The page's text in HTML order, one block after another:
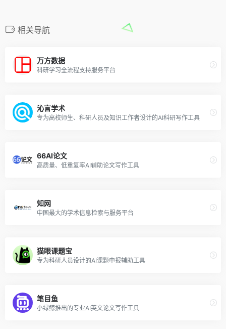
相关导航
万方数据
科研学习全流程支持服务平台
沁言学术
专为高校师生、科研人员及知识工作者设计的AI科研写作工具
66AI论文
高质量、低重复率AI辅助论文写作工具
知网
中国最大的学术信息检索与服务平台
猫眼课题宝
专为科研人员设计的AI课题申报辅助工具
笔目鱼
小绿鲸推出的专业AI英文论文写作工具